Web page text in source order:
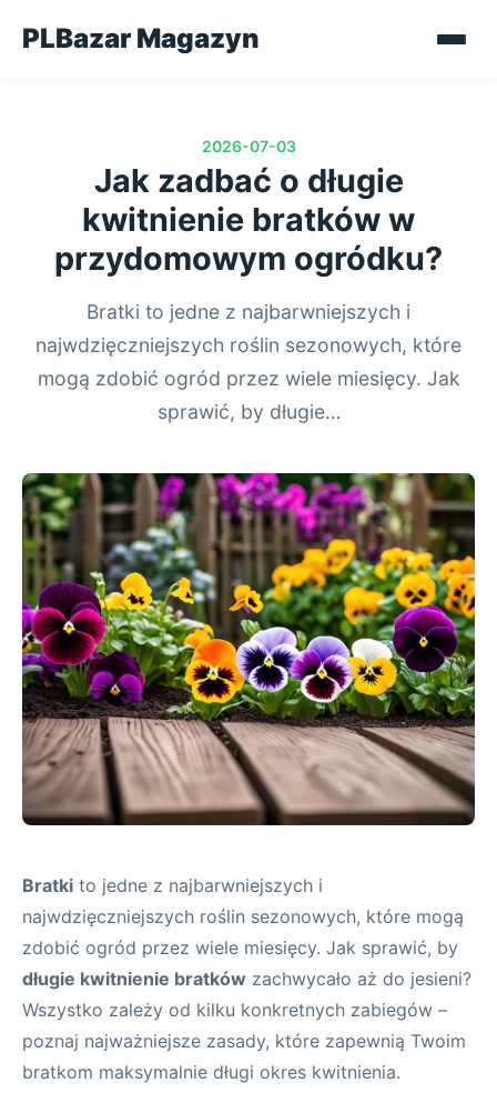
PLBazar Magazyn
2026-07-03
Jak zadbać o długie
kwitnienie bratków w
przydomowym ogródku?
Bratki to jedne z najbarwniejszych i
najwdzięczniejszych roślin sezonowych, które
mogą zdobić ogród przez wiele miesięcy. Jak
sprawić, by długie…
Bratki to jedne z najbarwniejszych i
najwdzięczniejszych roślin sezonowych, które mogą
zdobić ogród przez wiele miesięcy. Jak sprawić, by
długie kwitnienie bratków zachwycało aż do jesieni?
Wszystko zależy od kilku konkretnych zabiegów –
poznaj najważniejsze zasady, które zapewnią Twoim
bratkom maksymalnie długi okres kwitnienia.